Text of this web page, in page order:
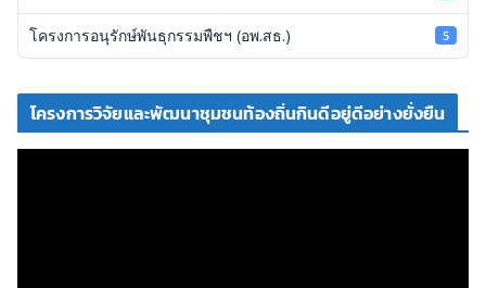
โครงการอนุรักษ์พันธุกรรมพืชฯ (อพ.สธ.) 5
โครงการวิจัยและพัฒนาชุมชนท้องถิ่นกินดีอยู่ดีอย่างยั่งยืน